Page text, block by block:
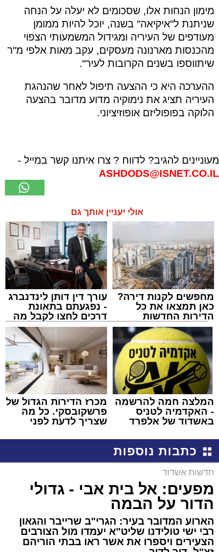
מימון הנחות אלו, שסכומים לא יעלה על הנחה
שניתנת ל"איקיאה" בשנה, יוכל להיות ממומן
מעודפים של העיריה ומגידול המשמעותי הצפוי
מהכנסות מארנונה מעסקים, עקב מאות אלפי מ"ר
שיתווספו בשנים הקרובות לעיר".
ההערכה היא כי ההצעה תיפול לאחר שהנהגת
העיריה תציג את נימוקיה מדוע מדובר בהצעה
הלוקה בפופוליזם אופוזיציוני.
מעוניינים להגיב? לדווח ? צרו איתנו קשר במייל -
ASHDODS@ISNET.CO.IL
אולי יעניין אותך גם
מחפשים לקנות דירה?
כאן תמצאו את כל
הדירות החדשות
למכירה באשדוד >>>
עורך דין דותן לינדנברג
- נפגעתם בתאונת
דרכים לחצו לקבל מה
שמגיע לכם
המלצה חמה להרשמה
- האקדמיה לטניס
באשדוד של אלפרד
מכרז הדירות הגדול של
פרשקובסקי. כל מה
שצריך לדעת לפני
באשדוד
כתבות נוספות
חדשות אשדוד
מפעים: אל בית אבי - גדולי
הדור על הבמה
הארוע המדובר בעיר: הגרי"ב שרייבר והגאון
רבי ישי טולידנו שליט"א יעמדו מול הצורבים
הצעירים ויספרו את אשר ראו בבתי הוריהם